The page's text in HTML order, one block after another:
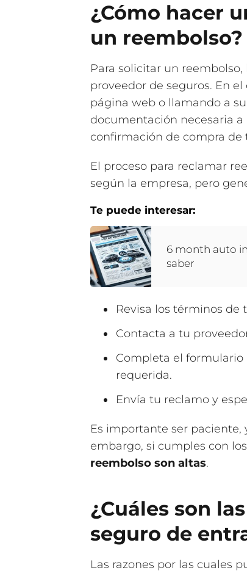
¿Cómo hacer
un reembolso?
Para solicitar un
proveedor de seguros. En
página web o llamando a
documentación necesaria
confirmación de compra de
El proceso para reclamar
según la empresa, pero
Te puede interesar:
6 month auto
saber
Revisa los términos de
Contacta a tu
Completa el
requerida.
Envía tu reclamo y
Es importante ser
embargo, si cumples con
reembolso son altas.
¿Cuáles son
seguro de
Las razones por las cuales